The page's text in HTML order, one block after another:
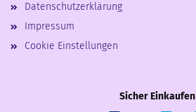
Datenschutzerklärung
Impressum
Cookie Einstellungen
Sicher Einkaufen